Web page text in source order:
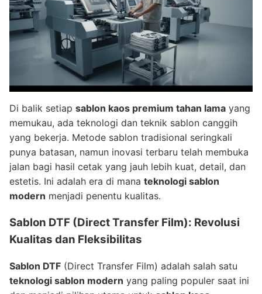
Di balik setiap sablon kaos premium tahan lama yang
memukau, ada teknologi dan teknik sablon canggih
yang bekerja. Metode sablon tradisional seringkali
punya batasan, namun inovasi terbaru telah membuka
jalan bagi hasil cetak yang jauh lebih kuat, detail, dan
estetis. Ini adalah era di mana teknologi sablon
modern menjadi penentu kualitas.
Sablon DTF (Direct Transfer Film): Revolusi
Kualitas dan Fleksibilitas
Sablon DTF (Direct Transfer Film) adalah salah satu
teknologi sablon modern yang paling populer saat ini